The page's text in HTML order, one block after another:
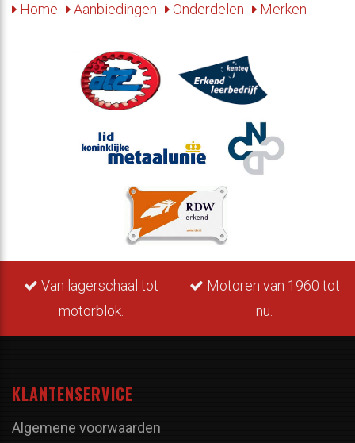
Home
Aanbiedingen Onderdelen Merken
Van lagerschaal tot
motorblok.
Motoren van 1960 tot
nu.
KLANTENSERVICE
Algemene voorwaarden